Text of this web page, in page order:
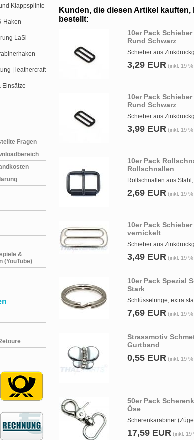
Klappsplinte
Haken
LaSi
| leathercraft
Einsätze
Fragen
&
(YouTube)
Kunden, die diesen Artikel
bestellt:
10er Pack
Rund Schwarz
Schieber aus
3,29 EUR (inkl. 19
10er Pack
Rund Schwarz
Schieber aus
3,99 EUR (inkl. 19
10er Pack
Rollschnallen
Rollschnallen aus
2,69 EUR (inkl. 19
10er Pack
vernickelt
Schieber aus
3,49 EUR (inkl. 19
10er Pack Spezial
Stark
Schlüsselringe, extra
7,69 EUR (inkl. 19
Strassmotiv
Gurtband
0,55 EUR (inkl. 19
50er Pack
Öse
Scherenkarabiner
17,59 EUR (inkl. 19